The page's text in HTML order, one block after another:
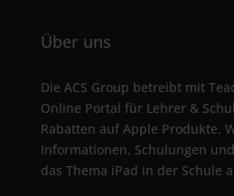
Über uns
Die ACS Group betreibt mit
Online Portal für Lehrer &
Rabatten auf Apple Produkte.
Informationen, Schulungen
das Thema iPad in der Schule